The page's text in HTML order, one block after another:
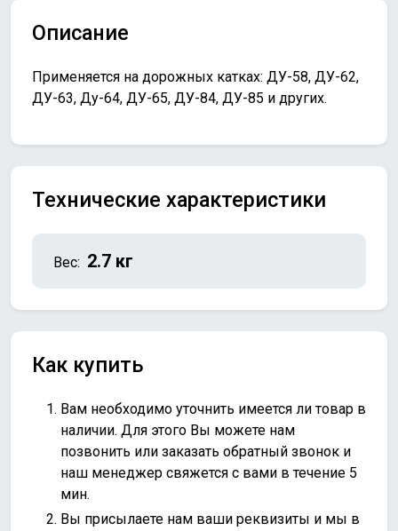
Описание
Применяется на дорожных катках: ДУ-58, ДУ-62,
ДУ-63, Ду-64, ДУ-65, ДУ-84, ДУ-85 и других.
Технические характеристики
Вес: 2.7 кг
Как купить
Вам необходимо уточнить имеется ли товар в
наличии. Для этого Вы можете нам
позвонить или заказать обратный звонок и
наш менеджер свяжется с вами в течение 5
мин.
Вы присылаете нам ваши реквизиты и мы в